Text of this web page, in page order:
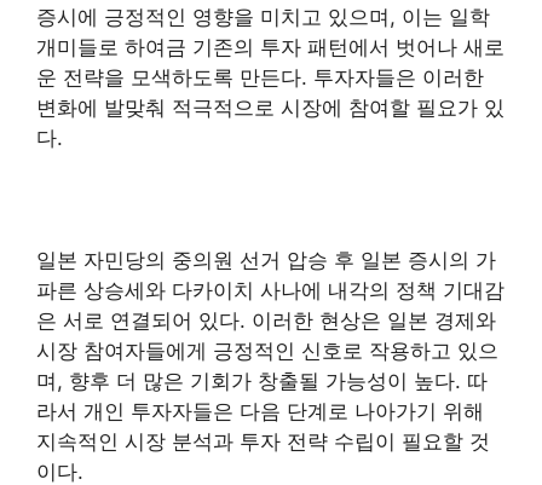
증시에 긍정적인 영향을 미치고 있으며, 이는 일학
개미들로 하여금 기존의 투자 패턴에서 벗어나 새로
운 전략을 모색하도록 만든다. 투자자들은 이러한
변화에 발맞춰 적극적으로 시장에 참여할 필요가 있
다.
일본 자민당의 중의원 선거 압승 후 일본 증시의 가
파른 상승세와 다카이치 사나에 내각의 정책 기대감
은 서로 연결되어 있다. 이러한 현상은 일본 경제와
시장 참여자들에게 긍정적인 신호로 작용하고 있으
며, 향후 더 많은 기회가 창출될 가능성이 높다. 따
라서 개인 투자자들은 다음 단계로 나아가기 위해
지속적인 시장 분석과 투자 전략 수립이 필요할 것
이다.